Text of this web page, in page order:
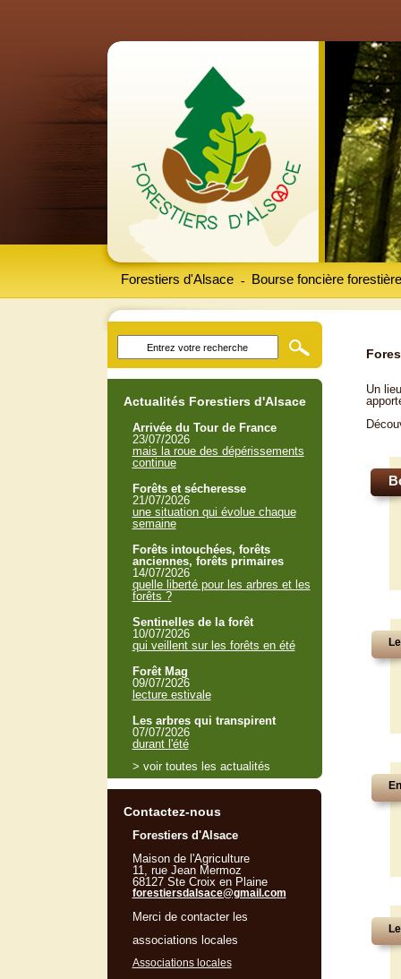
Forestiers d'Alsace Bourse foncière forestière
-
Un
Actualités Forestiers d'Alsace
Arrivée du Tour de France
23/07/2026
mais la roue des dépérissements
continue
Forêts et sécheresse
21/07/2026
une situation qui évolue chaque
semaine
Forêts intouchées, forêts
anciennes, forêts primaires
14/07/2026
quelle liberté pour les arbres et les
forêts ?
Sentinelles de la forêt
10/07/2026
qui veillent sur les forêts en été
Forêt Mag
09/07/2026
lecture estivale
Les arbres qui transpirent
07/07/2026
durant l'été
> voir toutes les actualités
Contactez-nous
Forestiers d'Alsace
Maison de l'Agriculture
11, rue Jean Mermoz
68127 Ste Croix en Plaine
forestiersdalsace@gmail.com
Merci de contacter les
associations locales
Associations locales